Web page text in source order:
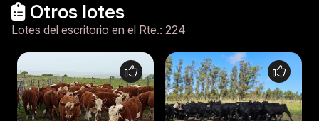
Otros lotes
Lotes del escritorio en el Rte.: 224